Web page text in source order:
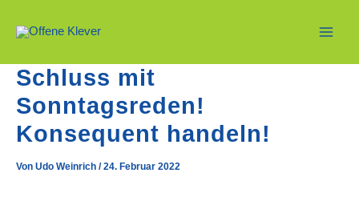
Inhalt
springen
Schluss mit
Sonntagsreden!
Konsequent handeln!
Von Udo Weinrich /24. Februar 2022